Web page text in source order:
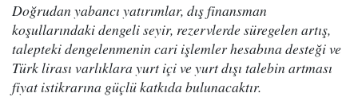
Doğrudan yabancı yatırımlar, dış finansman
koşullarındaki dengeli seyir, rezervlerde süregelen artış,
talepteki dengelenmenin cari işlemler hesabına desteği ve
Türk lirası varlıklara yurt içi ve yurt dışı talebin artması
fiyat istikrarına güçlü katkıda bulunacaktır.